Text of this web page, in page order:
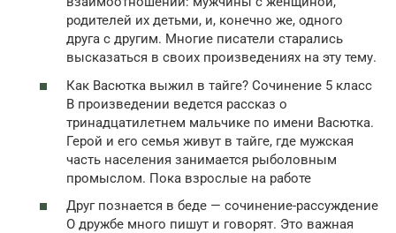
родителей их детьми, и, конечно же, одного
друга с другим. Многие писатели старались
высказаться в своих произведениях на эту тему.
Как Васютка выжил в тайге? Сочинение 5 класс
В произведении ведется рассказ о
тринадцатилетнем мальчике по имени Васютка.
Герой и его семья живут в тайге, где мужская
часть населения занимается рыболовным
промыслом. Пока взрослые на работе
Друг познается в беде — сочинение-рассуждение
О дружбе много пишут и говорят. Это важная